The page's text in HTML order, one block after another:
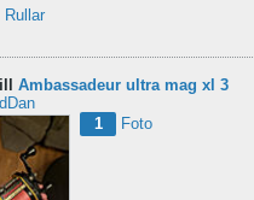
Rullar
Ambassadeur ultra mag xl 3
1
Foto